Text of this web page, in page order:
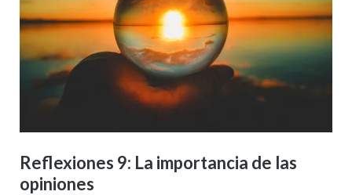
Reflexiones 9: La importancia de las
opiniones